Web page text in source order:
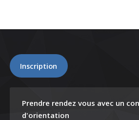
Inscription
Prendre rendez vous avec un
d'orientation